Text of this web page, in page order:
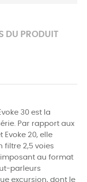
DU PRODUIT
30 est la
Par rapport aux
Evoke 20, elle
filtre 2,5 voies
au format
parleurs
excursion, dont le